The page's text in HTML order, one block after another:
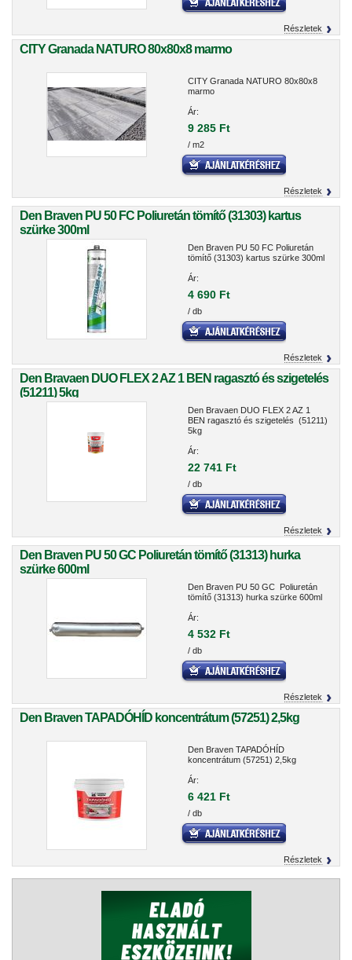
Részletek
CITY Granada NATURO 80x80x8 marmo
CITY Granada NATURO 80x80x8
marmo
Ár:
9 285 Ft
/ m2
Részletek
Den Braven PU 50 FC Poliuretán tömítő (31303) kartus
szürke 300ml
Den Braven PU 50 FC Poliuretán
tömítő (31303) kartus szürke 300ml
Ár:
4 690 Ft
/ db
Részletek
Den Bravaen DUO FLEX 2 AZ 1 BEN ragasztó és szigetelés
(51211) 5kg
Den Bravaen DUO FLEX 2 AZ 1
BEN ragasztó és szigetelés (51211)
5kg
Ár:
22 741 Ft
/ db
Részletek
Den Braven PU 50 GC Poliuretán tömítő (31313) hurka
szürke 600ml
Den Braven PU 50 GC Poliuretán
tömítő (31313) hurka szürke 600ml
Ár:
4 532 Ft
/ db
Részletek
Den Braven TAPADÓHÍD koncentrátum (57251) 2,5kg
Den Braven TAPADÓHÍD
koncentrátum (57251) 2,5kg
Ár:
6 421 Ft
/ db
Részletek